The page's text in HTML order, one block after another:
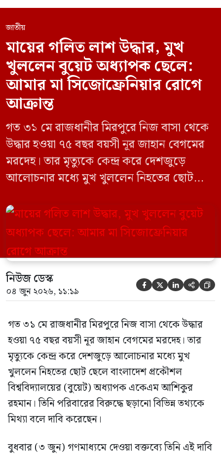
জাতীয়
মায়ের গলিত লাশ উদ্ধার, মুখ
খুললেন বুয়েট অধ্যাপক ছেলে:
আমার মা সিজোফ্রেনিয়ার রোগে
আক্রান্ত
গত ৩১ মে রাজধানীর মিরপুরে নিজ বাসা থেকে
উদ্ধার হওয়া ৭৫ বছর বয়সী নূর জাহান বেগমের
মরদেহ। তার মৃত্যুকে কেন্দ্র করে দেশজুড়ে
আলোচনার মধ্যে মুখ খুললেন নিহতের ছোট
(বুয়েট) অধ্যাপক একেএম আশিকুর রহমান।
তিনি পরিবারের বিরুদ্ধে ছড়ানো বিভিন্ন তথ্যকে
মিথ্যা বলে দাবি করেছেন। বুধবার (৩ জুন)
গণমাধ্যমে দেওয়া বক্তব্যে তিনি এই […]
নিউজ ডেস্ক
০৪ জুন ২০২৬, ১১:১৯     
গত ৩১ মে রাজধানীর মিরপুরে নিজ বাসা থেকে উদ্ধার
হওয়া ৭৫ বছর বয়সী নূর জাহান বেগমের মরদেহ। তার
মৃত্যুকে কেন্দ্র করে দেশজুড়ে আলোচনার মধ্যে মুখ
খুললেন নিহতের ছোট ছেলে বাংলাদেশ প্রকৌশল
বিশ্ববিদ্যালয়ের (বুয়েট) অধ্যাপক একেএম আশিকুর
রহমান। তিনি পরিবারের বিরুদ্ধে ছড়ানো বিভিন্ন তথ্যকে
মিথ্যা বলে দাবি করেছেন।
বুধবার (৩ জুন) গণমাধ্যমে দেওয়া বক্তব্যে তিনি এই দাবি